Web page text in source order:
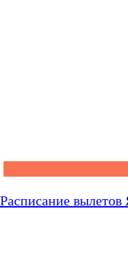
Расписание